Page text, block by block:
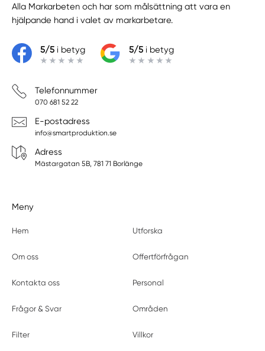
Alla Markarbeten och har som målsättning att vara en
hjälpande hand i valet av markarbetare.
5/5i betyg 5/5i betyg
Telefonnummer
070 681 52 22
E-postadress
info@smartproduktion.se
Adress
Mästargatan 5B, 781 71 Borlänge
Meny
Hem Utforska
Om oss Offertförfrågan
Kontakta oss Personal
Frågor & Svar Områden
Filter Villkor